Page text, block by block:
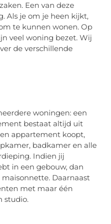
Een van deze
Als je om je heen kijkt,
te kunnen wonen. Op
veel woning bezet. Wij
de verschillende
woningen: een
bestaat altijd uit
appartement koopt,
badkamer en alle
Indien jij
in een gebouw, dan
Daarnaast
met maar één
studio.